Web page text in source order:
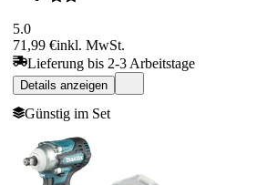
5.0
71,99 €inkl. MwSt.
Lieferung bis 2-3 Arbeitstage
Details anzeigen
Günstig im Set